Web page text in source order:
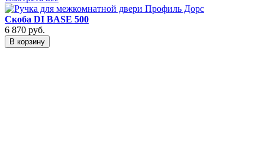
Скоба DI BASE 500
6 870 руб.
В корзину